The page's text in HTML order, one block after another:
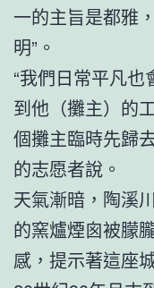
一的主旨是都雅
明”。
“我們日常平凡
到他（攤主）的
個攤主臨時先歸
的志愿者說。
天氣漸暗，陶溪
的窯爐煙囪被朦
感，提示著這座